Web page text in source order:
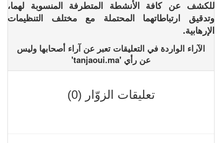
للكشف عن كافة الأنشطة المتطرفة المنسوبة لهما،
وتدقيق ارتباطاتهما المحتملة مع مختلف التنظيمات
الإرهابية.
الآراء الواردة في التعليقات تعبر عن آراء أصحابها وليس
عن رأي 'tanjaoui.ma'
تعليقات الزوّار (0)